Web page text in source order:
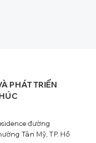
PHÁT TRIỂN
đường
Tân Mỹ, TP. Hồ